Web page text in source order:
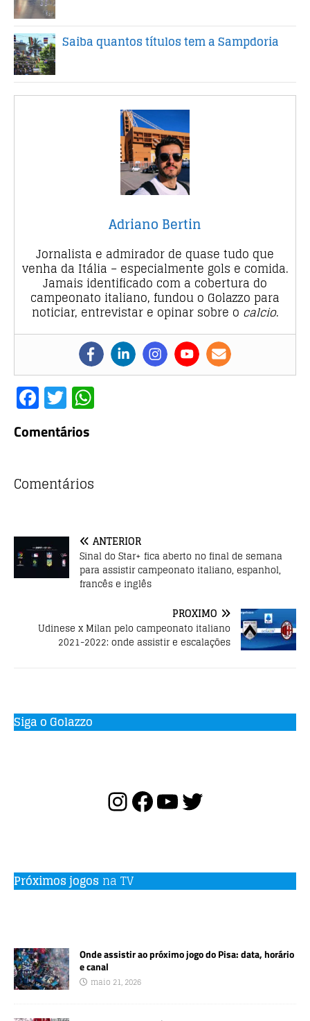
Saiba quantos títulos tem a Sampdoria
Adriano Bertin
Jornalista e admirador de quase tudo que
venha da Itália – especialmente gols e comida.
Jamais identificado com a cobertura do
campeonato italiano, fundou o Golazzo para
noticiar, entrevistar e opinar sobre o calcio.
F
a
c
b
o
k
T
w
it
r
p
Comentários
Comentários
ANTERIOR
Sinal do Star+ fica aberto no final de semana
para assistir campeonato italiano, espanhol,
francês e inglês
PRÓXIMO
Udinese x Milan pelo campeonato italiano
2021-2022: onde assistir e escalações
Siga o Golazzo
Próximos jogos na TV
Onde assistir ao próximo jogo do Pisa: data, horário
e canal
maio 21, 2026